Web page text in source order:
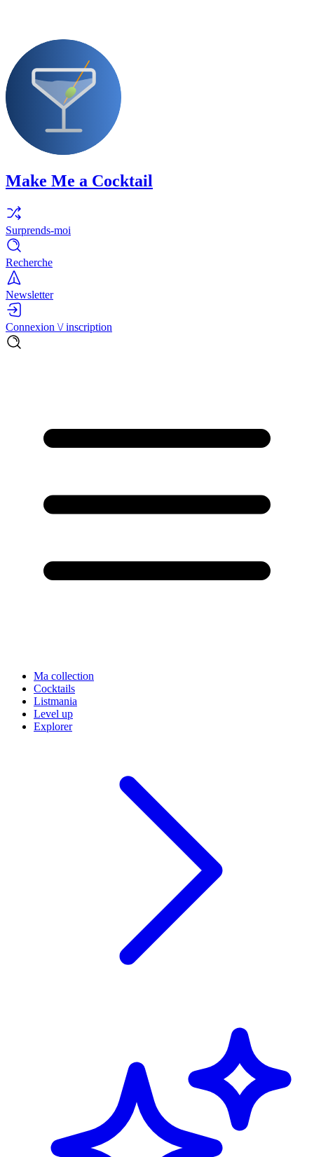
Make Me a Cocktail
Surprends-moi
Recherche
Newsletter
Connexion \/ inscription
Ma collection
Cocktails
Listmania
Level up
Explorer